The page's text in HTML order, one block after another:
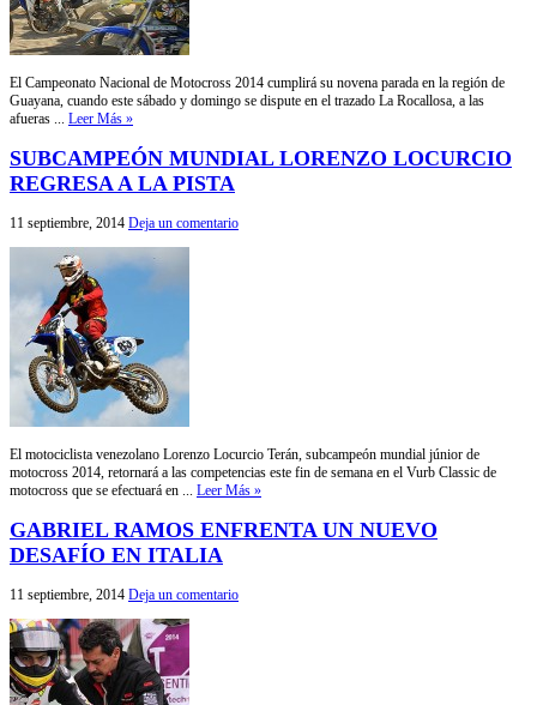
El Campeonato Nacional de Motocross 2014 cumplirá su novena parada en la región de
Guayana, cuando este sábado y domingo se dispute en el trazado La Rocallosa, a las
afueras ... Leer Más »
SUBCAMPEÓN MUNDIAL LORENZO LOCURCIO
REGRESA A LA PISTA
11 septiembre, 2014 Deja un comentario
El motociclista venezolano Lorenzo Locurcio Terán, subcampeón mundial júnior de
motocross 2014, retornará a las competencias este fin de semana en el Vurb Classic de
motocross que se efectuará en ... Leer Más »
GABRIEL RAMOS ENFRENTA UN NUEVO
DESAFÍO EN ITALIA
11 septiembre, 2014 Deja un comentario